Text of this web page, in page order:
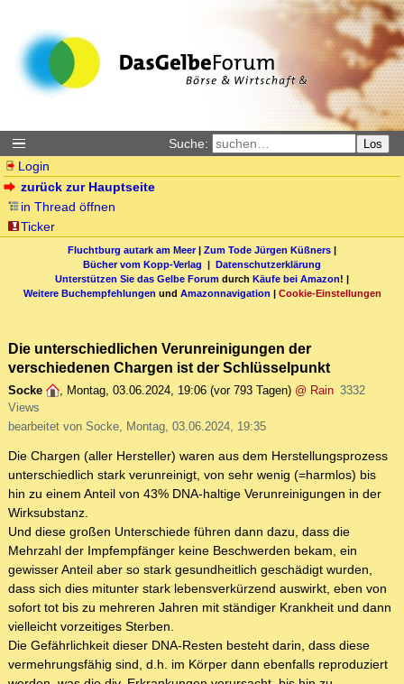
Suche: Los
Login
zurück zur Hauptseite
in Thread öffnen
Ticker
Fluchtburg autark am Meer| Zum Tode Jürgen Küßners |
Bücher vom Kopp-Verlag | Datenschutzerklärung
Unterstützen Sie das Gelbe Forum durch Käufe bei Amazon! |
Weitere Buchempfehlungen und Amazonnavigation | Cookie-Einstellungen
Die unterschiedlichen Verunreinigungen der
verschiedenen Chargen ist der Schlüsselpunkt
Socke , Montag, 03.06.2024, 19:06 (vor 793 Tagen) @ Rain 3332
Views
bearbeitet von Socke, Montag, 03.06.2024, 19:35
Die Chargen (aller Hersteller) waren aus dem Herstellungsprozess
unterschiedlich stark verunreinigt, von sehr wenig (=harmlos) bis
hin zu einem Anteil von 43% DNA-haltige Verunreinigungen in der
Wirksubstanz.
Und diese großen Unterschiede führen dann dazu, dass die
Mehrzahl der Impfempfänger keine Beschwerden bekam, ein
gewisser Anteil aber so stark gesundheitlich geschädigt wurden,
dass sich dies mitunter stark lebensverkürzend auswirkt, eben von
sofort tot bis zu mehreren Jahren mit ständiger Krankheit und dann
vielleicht vorzeitiges Sterben.
Die Gefährlichkeit dieser DNA-Resten besteht darin, dass diese
vermehrungsfähig sind, d.h. im Körper dann ebenfalls reproduziert